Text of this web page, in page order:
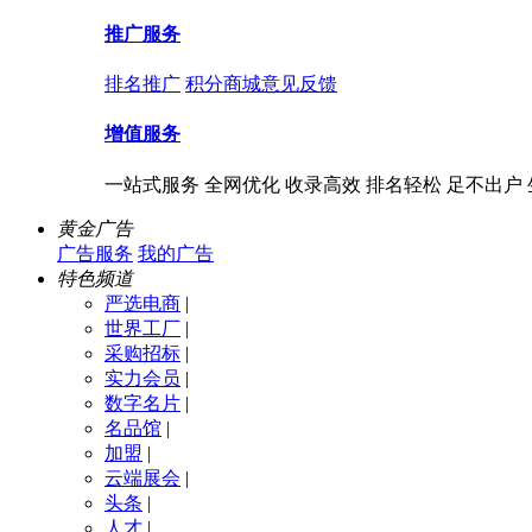
推广服务
排名推广 积分商城意见反馈
增值服务
一站式服务 全网优化 收录高效 排名轻松 足不出户
黄金广告
广告服务 我的广告
特色频道
严选电商 |
世界工厂 |
采购招标 |
实力会员 |
数字名片 |
名品馆 |
加盟 |
云端展会 |
头条 |
人才 |